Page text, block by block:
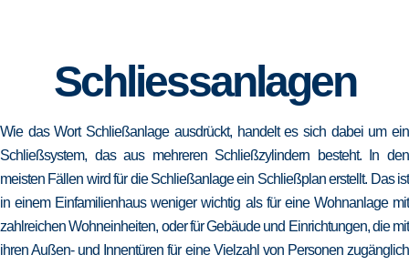
Schliessanlagen
Wie das Wort Schließanlage ausdrückt, handelt es sich dabei um ein
Schließsystem, das aus mehreren Schließzylindern besteht. In den
meisten Fällen wird für die Schließanlage ein Schließplan erstellt. Das ist
in einem Einfamilienhaus weniger wichtig als für eine Wohnanlage mit
zahlreichen Wohneinheiten, oder für Gebäude und Einrichtungen, die mit
ihren Außen- und Innentüren für eine Vielzahl von Personen zugänglich